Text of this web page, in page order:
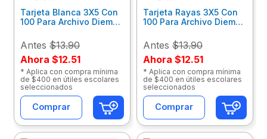
Tarjeta Blanca 3X5 Con
100 Para Archivo Diem
Antes $13.90
Ahora $12.51
* Aplica con compra mínima
de $400 en útiles escolares
seleccionados
Comprar
Tarjeta Rayas 3X5 Con
100 Para Archivo Diem
Antes $13.90
Ahora $12.51
* Aplica con compra mínima
de $400 en útiles escolares
seleccionados
Comprar